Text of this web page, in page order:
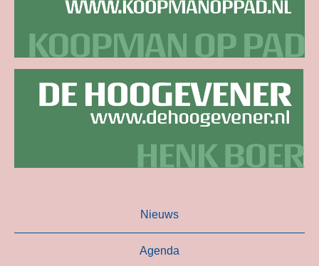
Nieuws
Agenda